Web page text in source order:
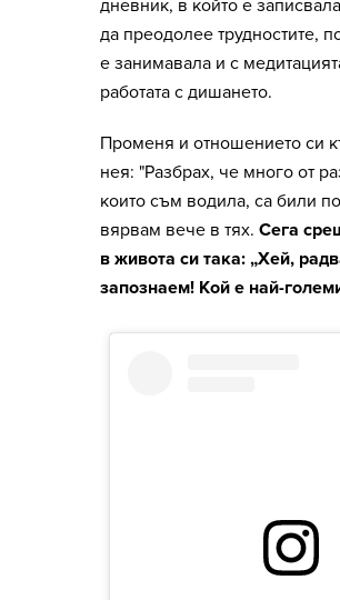
дневник, в който е
да преодолее трудностите,
е занимавала и с
работата с дишането.
Променя и отношението си
нея: "Разбрах, че много от
които съм водила, са били
вярвам вече в тях. Сега
в живота си така: „Хей,
запознаем! Кой е най-